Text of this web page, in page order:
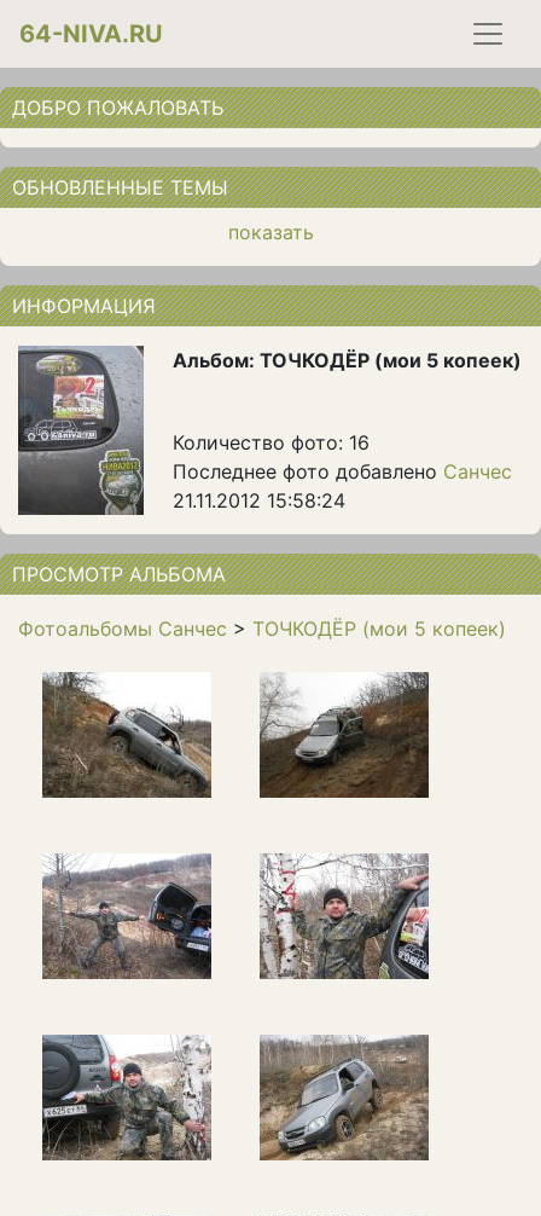
64-NIVA.RU
ДОБРО ПОЖАЛОВАТЬ
ОБНОВЛЕННЫЕ ТЕМЫ
показать
ИНФОРМАЦИЯ
Альбом: ТОЧКОДЁР (мои 5 копеек)
Количество фото: 16
Последнее фото добавлено Санчес
21.11.2012 15:58:24
ПРОСМОТР АЛЬБОМА
Фотоальбомы Санчес > ТОЧКОДЁР (мои 5 копеек)